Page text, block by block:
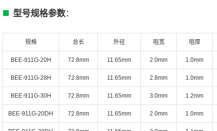
■ 型号规格参数：
规格 总长 外径 咀宽 咀厚
BEE-911G-20H 72.8mm 11.65mm 2.0mm 1.0mm
BEE-911G-28H 72.8mm 11.65mm 2.8mm 1.0mm
BEE-911G-30H 72.8mm 11.65mm 3.0mm 1.2mm
BEE-911G-20DH 72.8mm 11.65mm 2.0mm 1.0mm